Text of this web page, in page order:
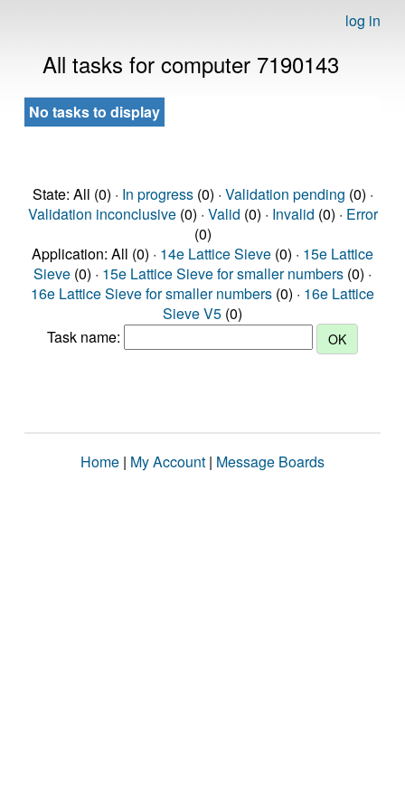
log in
All tasks for computer 7190143
No tasks to display
State: All (0) · In progress(0) · Validation pending (0) ·
Validation inconclusive(0) · Valid (0) · Invalid (0) · Error
(0)
Application: All (0) · 14e Lattice Sieve (0) · 15e Lattice
Sieve (0) · 15e Lattice Sieve for smaller numbers (0) ·
16e Lattice Sieve for smaller numbers (0) · 16e Lattice
Sieve V5 (0)
Task name:
Home | My Account | Message Boards